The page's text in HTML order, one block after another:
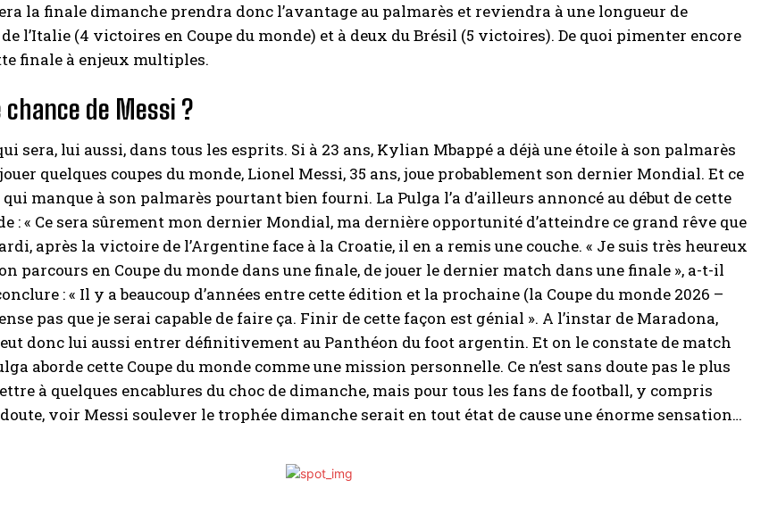
la finale dimanche prendra donc l’avantage au palmarès et reviendra à une longueur de
l’Italie (4 victoires en Coupe du monde) et à deux du Brésil (5 victoires). De quoi pimenter encore
finale à enjeux multiples.
chance de Messi ?
sera, lui aussi, dans tous les esprits. Si à 23 ans, Kylian Mbappé a déjà une étoile à son palmarès
quelques coupes du monde, Lionel Messi, 35 ans, joue probablement son dernier Mondial. Et ce
manque à son palmarès pourtant bien fourni. La Pulga l’a d’ailleurs annoncé au début de cette
: « Ce sera sûrement mon dernier Mondial, ma dernière opportunité d’atteindre ce grand rêve que
après la victoire de l’Argentine face à la Croatie, il en a remis une couche. « Je suis très heureux
parcours en Coupe du monde dans une finale, de jouer le dernier match dans une finale », a-t-il
: « Il y a beaucoup d’années entre cette édition et la prochaine (la Coupe du monde 2026 –
pas que je serai capable de faire ça. Finir de cette façon est génial ». A l’instar de Maradona,
donc lui aussi entrer définitivement au Panthéon du foot argentin. Et on le constate de match
aborde cette Coupe du monde comme une mission personnelle. Ce n’est sans doute pas le plus
à quelques encablures du choc de dimanche, mais pour tous les fans de football, y compris
voir Messi soulever le trophée dimanche serait en tout état de cause une énorme sensation…